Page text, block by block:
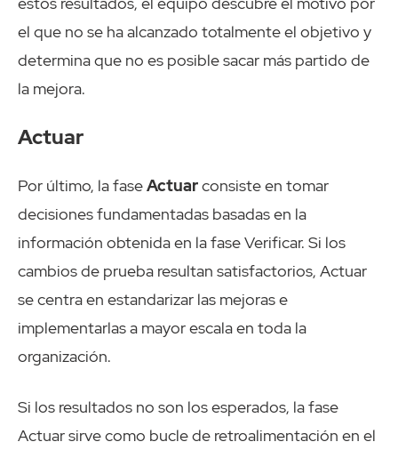
el que no se ha alcanzado totalmente el objetivo y
determina que no es posible sacar más partido de
la mejora.
Actuar
Por último, la faseActuarconsiste en tomar
decisiones fundamentadas basadas en la
información obtenida en la fase Verificar. Si los
cambios de prueba resultan satisfactorios, Actuar
se centra en estandarizar las mejoras e
implementarlas a mayor escala en toda la
organización.
Si los resultados no son los esperados, la fase
Actuar sirve como bucle de retroalimentación en el